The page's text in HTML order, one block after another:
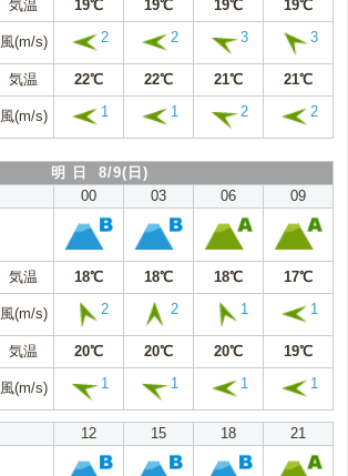
気温 19℃ 19℃ 19℃ 19℃
風(m/s) 2 2 3 3
気温 22℃ 22℃ 21℃ 21℃
風(m/s) 1 1 2 2
明 日 8/9(日)
00 03 06 09
気温 18℃ 18℃ 18℃ 17℃
風(m/s) 2 2 1 1
気温 20℃ 20℃ 20℃ 19℃
風(m/s) 1 1 1 1
12 15 18 21